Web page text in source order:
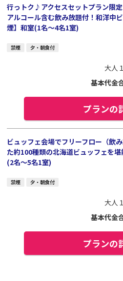
行っトク♪アクセスセットプラン限
アルコール含む飲み放題付！和洋中
煙】和室(1名～4名1室)
禁煙 夕・朝食付
大人
基本代金
プランの
ビュッフェ会場でフリーフロー（飲
た約100種類の北海道ビュッフェを
(2名～5名1室)
禁煙 夕・朝食付
大人
基本代金
プランの